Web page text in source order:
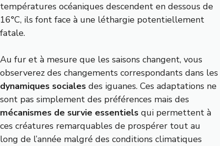
températures océaniques descendent en dessous de
16°C, ils font face à une léthargie potentiellement
fatale.
Au fur et à mesure que les saisons changent, vous
observerez des changements correspondants dans les
dynamiques sociales des iguanes. Ces adaptations ne
sont pas simplement des préférences mais des
mécanismes de survie essentiels qui permettent à
ces créatures remarquables de prospérer tout au
long de l’année malgré des conditions climatiques